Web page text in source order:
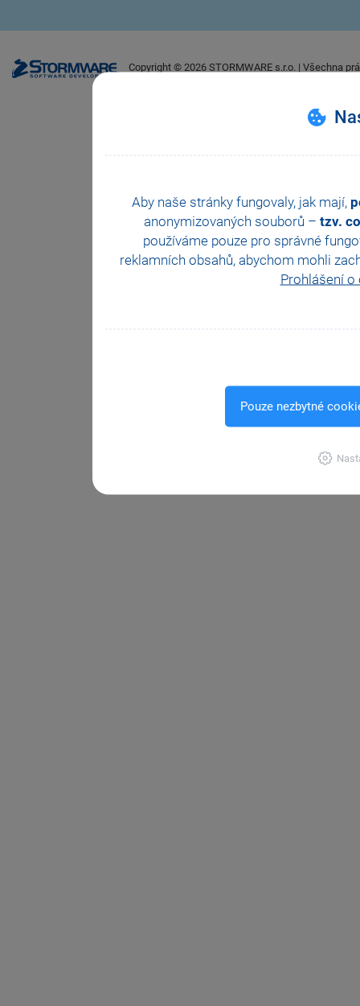
Aby naše stránky fungovaly, jak mají,
anonymizovaných souborů – tzv.
používáme pouze pro správné
reklamních obsahů, abychom mohli
Prohlášení
Pouze nezbytné
Copyright © 2026 STORMWARE s.r.o. | Všechna